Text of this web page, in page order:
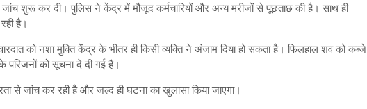
मिला
शुरू कर दी। पुलिस ने केंद्र में मौजूद कर्मचारियों और अन्य मरीजों से पूछताछ की है। साथ ही
है।
को नशा मुक्ति केंद्र के भीतर ही किसी व्यक्ति ने अंजाम दिया हो सकता है। फिलहाल शव को कब्जे
परिजनों को सूचना दे दी गई है।
से जांच कर रही है और जल्द ही घटना का खुलासा किया जाएगा।